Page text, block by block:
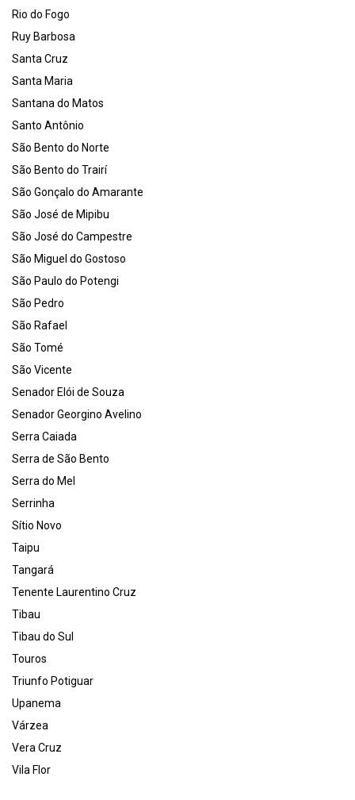
Rio do Fogo
Ruy Barbosa
Santa Cruz
Santa Maria
Santana do Matos
Santo Antônio
São Bento do Norte
São Bento do Trairí
São Gonçalo do Amarante
São José de Mipibu
São José do Campestre
São Miguel do Gostoso
São Paulo do Potengi
São Pedro
São Rafael
São Tomé
São Vicente
Senador Elói de Souza
Senador Georgino Avelino
Serra Caiada
Serra de São Bento
Serra do Mel
Serrinha
Sítio Novo
Taipu
Tangará
Tenente Laurentino Cruz
Tibau
Tibau do Sul
Touros
Triunfo Potiguar
Upanema
Várzea
Vera Cruz
Vila Flor